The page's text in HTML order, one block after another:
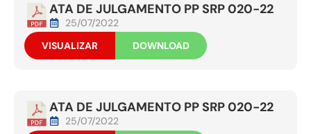
ATA DE JULGAMENTO PP SRP 020-22
25/07/2022
VISUALIZAR
DOWNLOAD
ATA DE JULGAMENTO PP SRP 020-22
25/07/2022